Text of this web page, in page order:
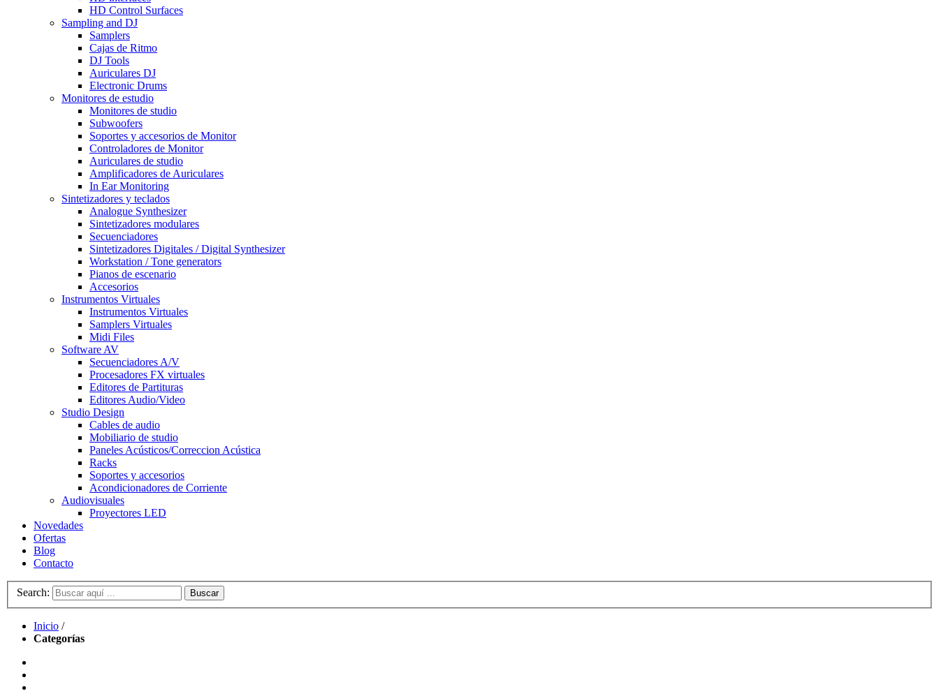
HD Control Surfaces
Sampling and DJ
Samplers
Cajas de Ritmo
DJ Tools
Auriculares DJ
Electronic Drums
Monitores de estudio
Monitores de studio
Subwoofers
Soportes y accesorios de Monitor
Controladores de Monitor
Auriculares de studio
Amplificadores de Auriculares
In Ear Monitoring
Sintetizadores y teclados
Analogue Synthesizer
Sintetizadores modulares
Secuenciadores
Sintetizadores Digitales / Digital Synthesizer
Workstation / Tone generators
Pianos de escenario
Accesorios
Instrumentos Virtuales
Instrumentos Virtuales
Samplers Virtuales
Midi Files
Software AV
Secuenciadores A/V
Procesadores FX virtuales
Editores de Partituras
Editores Audio/Video
Studio Design
Cables de audio
Mobiliario de studio
Paneles Acústicos/Correccion Acústica
Racks
Soportes y accesorios
Acondicionadores de Corriente
Audiovisuales
Proyectores LED
Novedades
Ofertas
Blog
Contacto
Search: Buscar
Inicio /
Categorías